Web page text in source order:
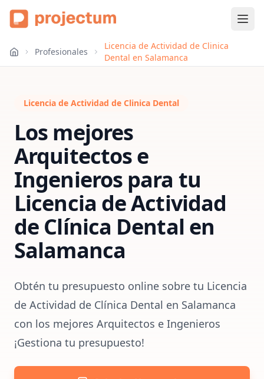
Profesionales
Licencia de Actividad de Clinica
Dental en Salamanca
Licencia de Actividad de Clinica Dental
Los mejores
Arquitectos e
Ingenieros para tu
Licencia de Actividad
de Clínica Dental en
Salamanca
Obtén tu presupuesto online sobre tu Licencia
de Actividad de Clínica Dental en Salamanca
con los mejores Arquitectos e Ingenieros
¡Gestiona tu presupuesto!